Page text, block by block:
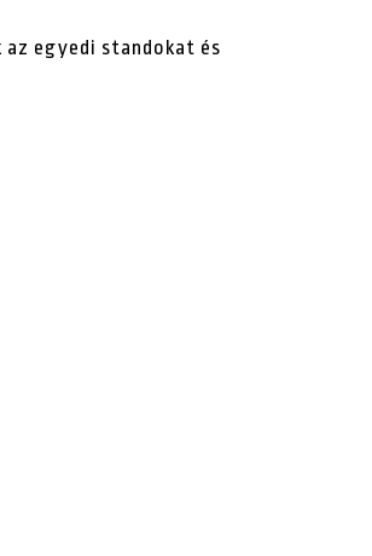
egyedi standokat és